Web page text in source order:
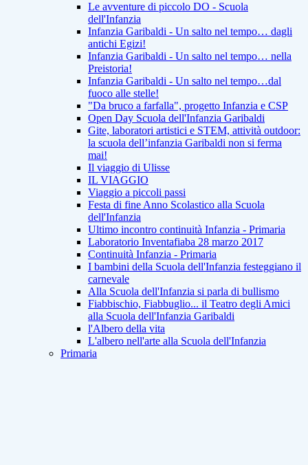
Le avventure di piccolo DO - Scuola
dell'Infanzia
Infanzia Garibaldi - Un salto nel tempo… dagli
antichi Egizi!
Infanzia Garibaldi - Un salto nel tempo… nella
Preistoria!
Infanzia Garibaldi - Un salto nel tempo…dal
fuoco alle stelle!
"Da bruco a farfalla", progetto Infanzia e CSP
Open Day Scuola dell'Infanzia Garibaldi
Gite, laboratori artistici e STEM, attività outdoor:
la scuola dell’infanzia Garibaldi non si ferma
mai!
Il viaggio di Ulisse
IL VIAGGIO
Viaggio a piccoli passi
Festa di fine Anno Scolastico alla Scuola
dell'Infanzia
Ultimo incontro continuità Infanzia - Primaria
Laboratorio Inventafiaba 28 marzo 2017
Continuità Infanzia - Primaria
I bambini della Scuola dell'Infanzia festeggiano il
carnevale
Alla Scuola dell'Infanzia si parla di bullismo
Fiabbischio, Fiabbuglio... il Teatro degli Amici
alla Scuola dell'Infanzia Garibaldi
l'Albero della vita
L'albero nell'arte alla Scuola dell'Infanzia
Primaria